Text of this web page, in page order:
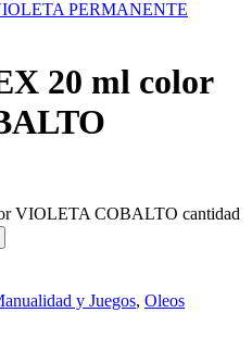
PERMANENTE
20 ml color
VIOLETA COBALTO cantidad
y Juegos, Oleos